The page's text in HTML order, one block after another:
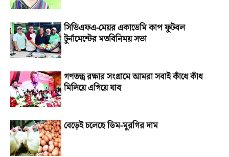
সিডিএফএ-মেয়র একাডেমি কাপ ফুটবল
টুর্নামেন্টের মতবিনিময় সভা
গণতন্ত্র রক্ষার সংগ্রামে আমরা সবাই কাঁধে কাঁধ
মিলিয়ে এগিয়ে যাব
বেড়েই চলেছে ডিম-মুরগির দাম